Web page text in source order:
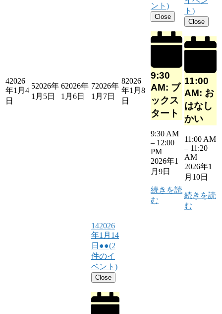
42026
年1月4
日
52026年
1月5日
62026年
1月6日
72026年
1月7日
82026
年1月8
日
ント)
Close
9:30
AM: ブ
ックス
タート
9:30 AM
– 12:00
PM
2026年1
月9日
続きを読
む
ト)
Close
11:00
AM: お
はなし
かい
11:00 AM
– 11:20
AM
2026年1
月10日
続きを読
む
142026
年1月14
日 ●●(2
件のイ
ベント)
Close